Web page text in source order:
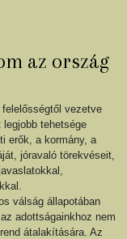
az ország
vezetve
tehetsége
erők, a kormány, a
jóravaló törekvéseit,
válság állapotában
adottságainkhoz nem
átalakítására. Az